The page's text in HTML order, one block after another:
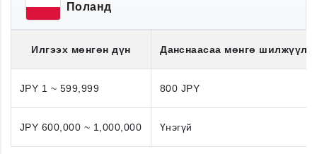
Поланд
Илгээх мөнгөн дүн Данснаасаа мөнгө
JPY 1 ~ 599,999 800 JPY
JPY 600,000 ~ 1,000,000 Үнэгүй